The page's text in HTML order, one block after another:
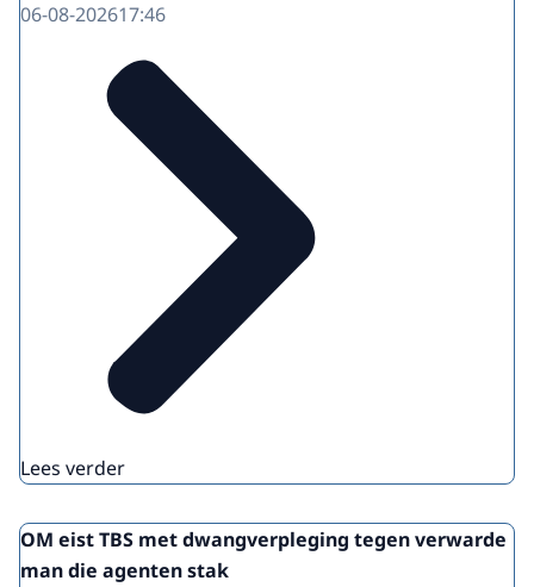
06-08-202617:46
Lees verder
OM eist TBS met dwangverpleging tegen verwarde
man die agenten stak